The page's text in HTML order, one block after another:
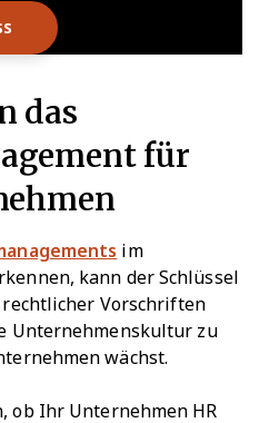
das
für
im
kann der Schlüssel
Vorschriften
Unternehmenskultur zu
wächst.
ob Ihr Unternehmen HR